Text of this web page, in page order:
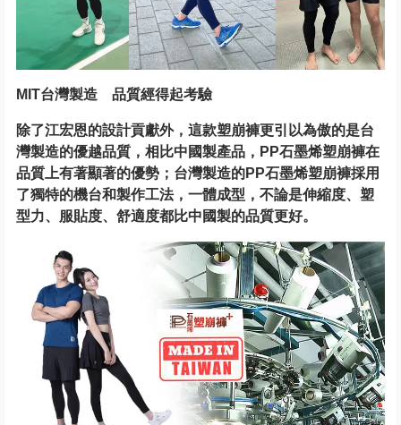
MIT台灣製造 品質經得起考驗
除了江宏恩的設計貢獻外，這款塑崩褲更引以為傲的是台
灣製造的優越品質，相比中國製產品，PP石墨烯塑崩褲在
品質上有著顯著的優勢；台灣製造的PP石墨烯塑崩褲採用
了獨特的機台和製作工法，一體成型，不論是伸縮度、塑
型力、服貼度、舒適度都比中國製的品質更好。